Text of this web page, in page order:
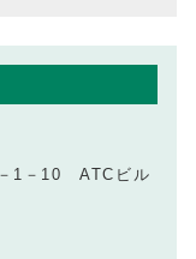
1－10 ATCビル